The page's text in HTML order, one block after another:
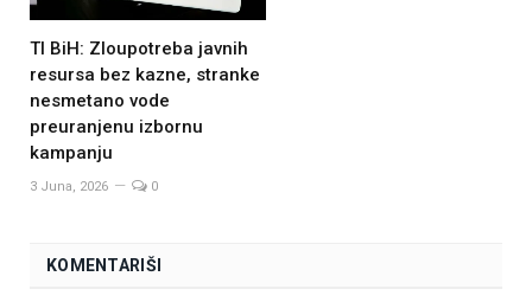
TI BiH: Zloupotreba javnih
resursa bez kazne, stranke
nesmetano vode
preuranjenu izbornu
kampanju
3 Juna, 2026 0
KOMENTARIŠI